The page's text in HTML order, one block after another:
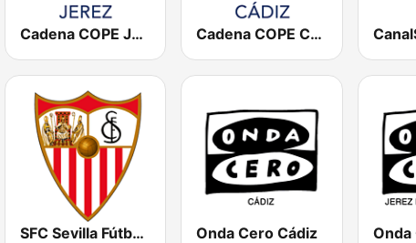
Cadena COPE Jerez Cadena COPE Cádiz
SFC Sevilla Fútbol Club Radio 91.6 Onda Cero Cádiz